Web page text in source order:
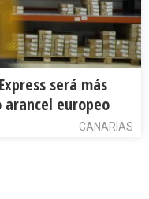
será más
arancel europeo
CANARIAS